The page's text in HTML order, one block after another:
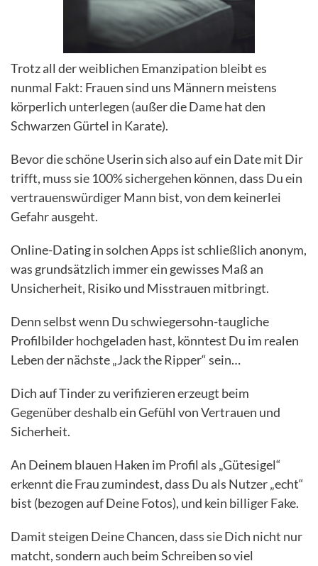
Trotz all der weiblichen Emanzipation bleibt es
nunmal Fakt: Frauen sind uns Männern meistens
körperlich unterlegen (außer die Dame hat den
Schwarzen Gürtel in Karate).
Bevor die schöne Userin sich also auf ein Date mit Dir
trifft, muss sie 100% sichergehen können, dass Du ein
vertrauenswürdiger Mann bist, von dem keinerlei
Gefahr ausgeht.
Online-Dating in solchen Apps ist schließlich anonym,
was grundsätzlich immer ein gewisses Maß an
Unsicherheit, Risiko und Misstrauen mitbringt.
Denn selbst wenn Du schwiegersohn-taugliche
Profilbilder hochgeladen hast, könntest Du im realen
Leben der nächste „Jack the Ripper“ sein…
Dich auf Tinder zu verifizieren erzeugt beim
Gegenüber deshalb ein Gefühl von Vertrauen und
Sicherheit.
An Deinem blauen Haken im Profil als „Gütesigel“
erkennt die Frau zumindest, dass Du als Nutzer „echt“
bist (bezogen auf Deine Fotos), und kein billiger Fake.
Damit steigen Deine Chancen, dass sie Dich nicht nur
matcht, sondern auch beim Schreiben so viel